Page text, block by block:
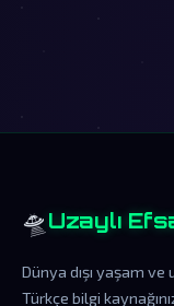
🛸 Uzaylı
Dünya dışı yaşam
Türkçe bilgi